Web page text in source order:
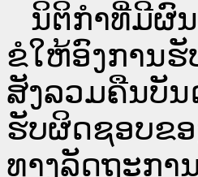
ນິ​ຕິ​ກຳ​ທີ່​ມີ​ຜົ
ຂໍໃຫ້ອົງ​ການ​ຮັ
ສັງລວມຄືນບັ
ຮັບຜິດຊອບຂ
ທາງ​ລັດ​ຖະ​ກາ